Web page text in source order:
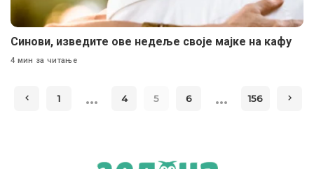
Синови, изведите ове недеље своје мајке на кафу
4 мин за читање
1 … 4 5 6 … 156